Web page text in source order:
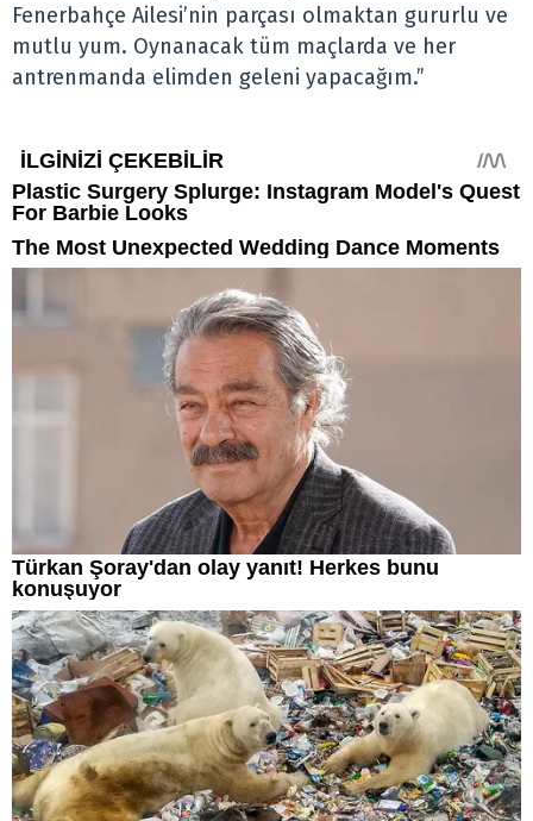
Fenerbahçe Ailesi’nin parçası olmaktan gururlu ve
mutlu yum. Oynanacak tüm maçlarda ve her
antrenmanda elimden geleni yapacağım.”